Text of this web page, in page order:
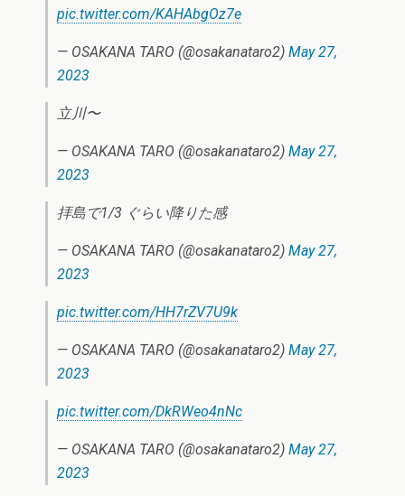
pic.twitter.com/KAHAbgOz7e
— OSAKANA TARO (@osakanataro2) May 27,
2023
立川〜
— OSAKANA TARO (@osakanataro2) May 27,
2023
拝島で1/3 ぐらい降りた感
— OSAKANA TARO (@osakanataro2) May 27,
2023
pic.twitter.com/HH7rZV7U9k
— OSAKANA TARO (@osakanataro2) May 27,
2023
pic.twitter.com/DkRWeo4nNc
— OSAKANA TARO (@osakanataro2) May 27,
2023